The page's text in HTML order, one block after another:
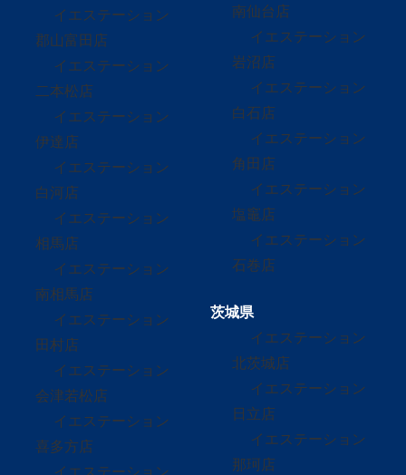
イエステーション
郡山富田店
イエステーション
二本松店
イエステーション
伊達店
イエステーション
白河店
イエステーション
相馬店
イエステーション
南相馬店
イエステーション
田村店
イエステーション
会津若松店
イエステーション
喜多方店
南仙台店
イエステーション
岩沼店
イエステーション
白石店
イエステーション
角田店
イエステーション
塩竈店
イエステーション
石巻店
茨城県
イエステーション
北茨城店
イエステーション
日立店
イエステーション
那珂店